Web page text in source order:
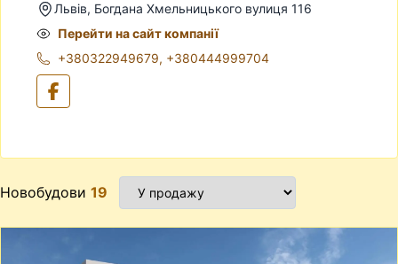
Львів, Богдана Хмельницького вулиця 116
Перейти на сайт компанії
+380322949679, +380444999704
Новобудови 19